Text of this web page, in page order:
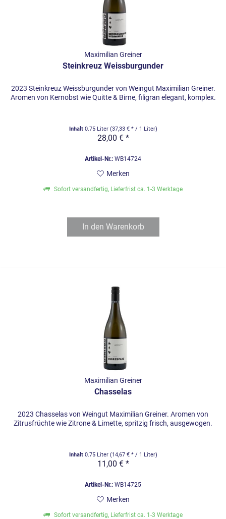
Maximilian Greiner
Steinkreuz Weissburgunder
2023 Steinkreuz Weissburgunder von Weingut Maximilian Greiner.
Aromen von Kernobst wie Quitte & Birne, filigran elegant, komplex.
Inhalt 0.75 Liter (37,33 € * / 1 Liter)
28,00 € *
Artikel-Nr.: WB14724
Merken
Sofort versandfertig, Lieferfrist ca. 1-3 Werktage
In den Warenkorb
Maximilian Greiner
Chasselas
2023 Chasselas von Weingut Maximilian Greiner. Aromen von
Zitrusfrüchte wie Zitrone & Limette, spritzig frisch, ausgewogen.
Inhalt 0.75 Liter (14,67 € * / 1 Liter)
11,00 € *
Artikel-Nr.: WB14725
Merken
Sofort versandfertig, Lieferfrist ca. 1-3 Werktage